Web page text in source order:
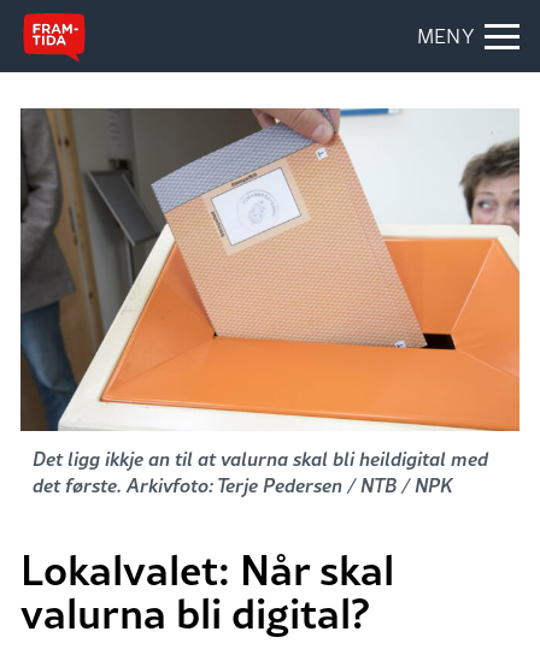
MENY
Det ligg ikkje an til at valurna skal bli heildigital med
det første. Arkivfoto: Terje Pedersen / NTB / NPK
Lokalvalet: Når skal
valurna bli digital?